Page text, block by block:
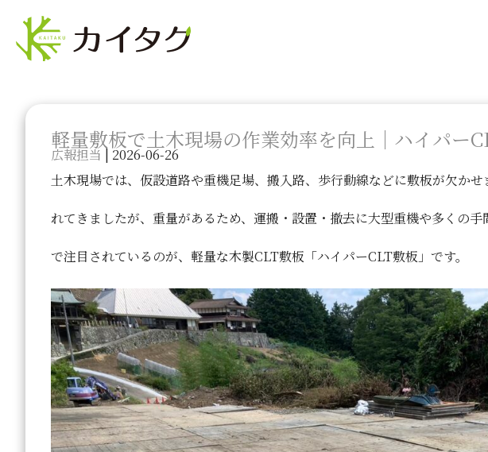
軽量敷板で土木現場の作業効率を向上｜ハイパー
広報担当 | 2026-06-26
土木現場では、仮設道路や重機足場、搬入路、歩行動線などに敷板が欠か
れてきましたが、重量があるため、運搬・設置・撤去に大型重機や多くの手
で注目されているのが、軽量な木製CLT敷板「ハイパーCLT敷板」です。